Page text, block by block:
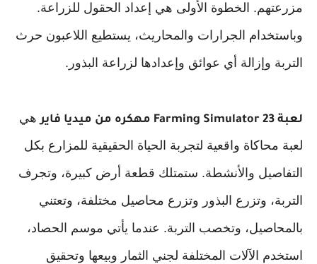
مزرعتهم. الخطوة الأولى هي إعداد الحقول للزراعة.
وباستخدام الجرارات والمحاريث، يستطيع اللاعبون حرث
التربة وإزالة أي عوائق وإعدادها لزراعة البذور.
لعبة Farming Simulator 23 مهكره من ميديا فاير
هي
لعبة محاكاة واقعية لتجربة الحياة الحقيقية للمزارع بكل
التفاصيل والأنشطة. ستمتلك قطعة أرض كبيرة، وتجرف
التربة، وتزرع البذور وتزرع محاصيل مختلفة، وتعتني
بالمحاصيل، وتخصب التربة. عندما يأتي موسم الحصاد،
استخدم الآلات المختلفة لجني الثمار وبيعها وتحقيق